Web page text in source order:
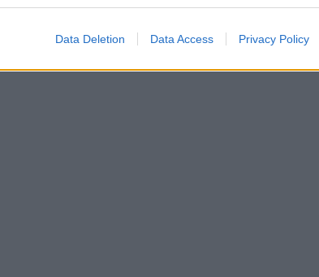
Data Deletion Data Access Privacy Policy
ΔΙΑΦΗΜΙΣΗ